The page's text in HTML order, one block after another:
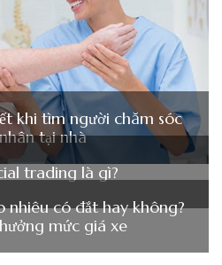
khi tìm người chăm sóc
tại nhà
trading là gì?
nhiêu có đắt hay không?
mức giá xe